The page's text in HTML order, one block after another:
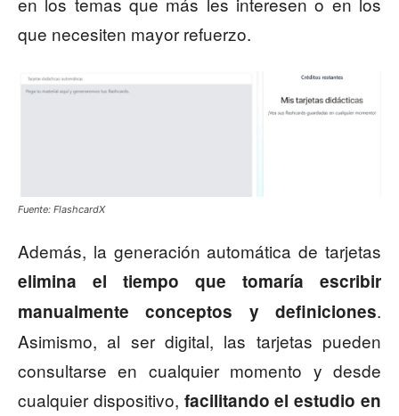
que necesiten mayor refuerzo.
Fuente: FlashcardX
Además, la generación automática de tarjetas
elimina el tiempo que tomaría escribir
manualmente conceptos y definiciones.
Asimismo, al ser digital, las tarjetas pueden
consultarse en cualquier momento y desde
cualquier dispositivo, facilitando el estudio en